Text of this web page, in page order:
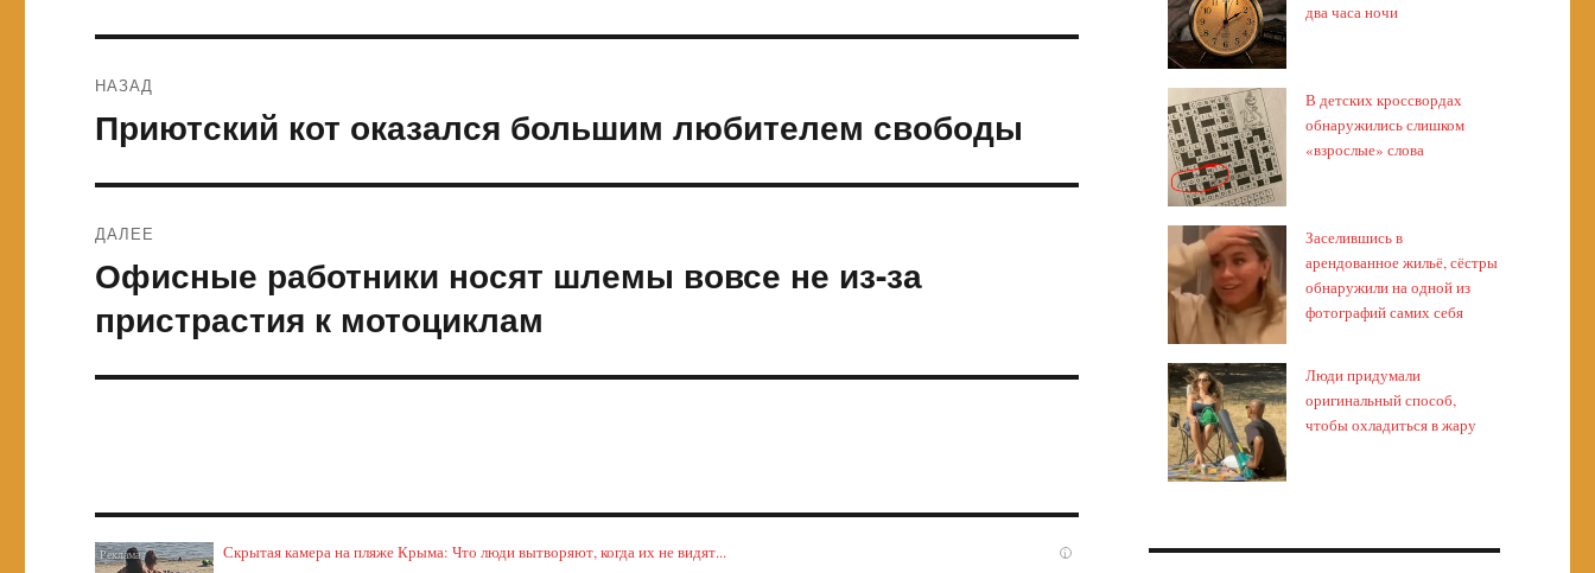
по
НАЗАД
Предыдущая
запись:
Приютский кот оказался большим любителем свободы
ДАЛЕЕ
Следующая
запись:
Офисные работники носят шлемы вовсе не из-за
пристрастия к мотоциклам
i
Скрытая камера на пляже Крыма: Что люди вытворяют, когда их не видят...
два часа ночи
В детских кроссвордах
обнаружились слишком
«взрослые» слова
Заселившись в
арендованное жильё, сёстры
обнаружили на одной из
фотографий самих себя
Люди придумали
оригинальный способ,
чтобы охладиться в жару